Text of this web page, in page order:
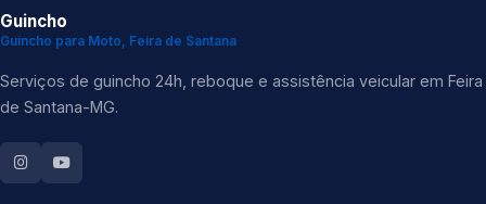
Guincho
Guincho para Moto, Feira de Santana
Serviços de guincho 24h, reboque e assistência veicular em Feira
de Santana-MG.